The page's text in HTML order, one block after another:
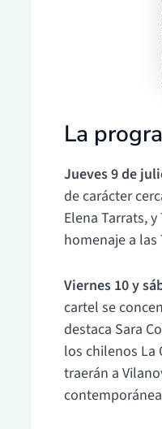
La
Jueves 9 de
de carácter
Elena Tarrats,
homenaje a las
Viernes 10 y
cartel se
destaca Sara
los chilenos La
traerán a